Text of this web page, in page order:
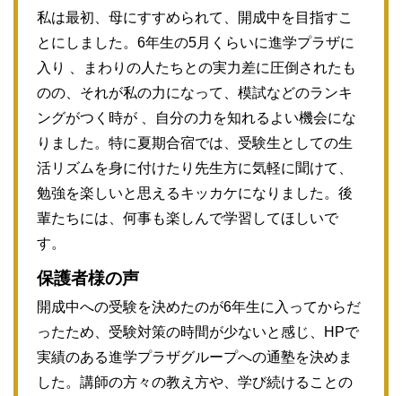
私は最初、母にすすめられて、開成中を目指すこ
とにしました。6年生の5月くらいに進学プラザに
入り 、まわりの人たちとの実力差に圧倒されたも
のの、それが私の力になって、模試などのランキ
ングがつく時が 、自分の力を知れるよい機会にな
りました。特に夏期合宿では、受験生としての生
活リズムを身に付けたり先生方に気軽に聞けて、
勉強を楽しいと思えるキッカケになりました。後
輩たちには、何事も楽しんで学習してほしいで
す。
保護者様の声
開成中への受験を決めたのが6年生に入ってからだ
ったため、受験対策の時間が少ないと感じ、HPで
実績のある進学プラザグループへの通塾を決めま
した。講師の方々の教え方や、学び続けることの